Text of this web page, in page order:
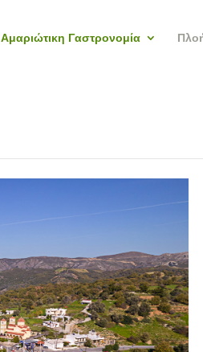
Αμαριώτικη Γαστρονομία